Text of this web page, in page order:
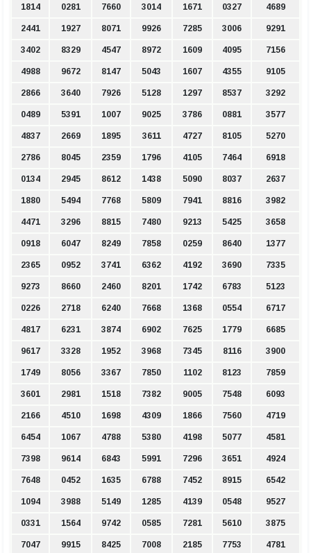
1814 0281 7660 3014 1671 0327 4689
2441 1927 8071 9926 7285 3006 9291
3402 8329 4547 8972 1609 4095 7156
4988 9672 8147 5043 1607 4355 9105
2866 3640 7926 5128 1297 8537 3292
0489 5391 1007 9025 3786 0881 3577
4837 2669 1895 3611 4727 8105 5270
2786 8045 2359 1796 4105 7464 6918
0134 2945 8612 1438 5090 8037 2637
1880 5494 7768 5809 7941 8816 3982
4471 3296 8815 7480 9213 5425 3658
0918 6047 8249 7858 0259 8640 1377
2365 0952 3741 6362 4192 3690 7335
9273 8660 2460 8201 1742 6783 5123
0226 2718 6240 7668 1368 0554 6717
4817 6231 3874 6902 7625 1779 6685
9617 3328 1952 3968 7345 8116 3900
1749 8056 3367 7850 1102 8123 7859
3601 2981 1518 7382 9005 7548 6093
2166 4510 1698 4309 1866 7560 4719
6454 1067 4788 5380 4198 5077 4581
7398 9614 6843 5991 7296 3651 4924
7648 0452 1635 6788 7452 8915 6542
1094 3988 5149 1285 4139 0548 9527
0331 1564 9742 0585 7281 5610 3875
7047 9915 8425 7008 2185 7753 4781